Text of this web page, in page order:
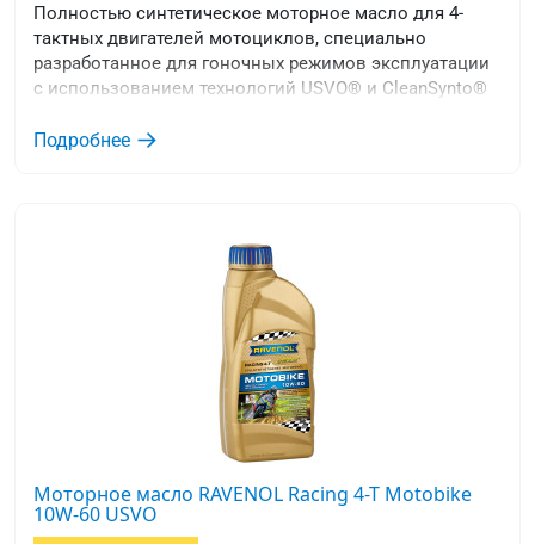
Полностью синтетическое моторное масло для 4-
тактных двигателей мотоциклов, специально
разработанное для гоночных режимов эксплуатации
с использованием технологий USVO® и CleanSynto®
Подробнее
Моторное масло RAVENOL Racing 4-T Motobike
10W-60 USVO